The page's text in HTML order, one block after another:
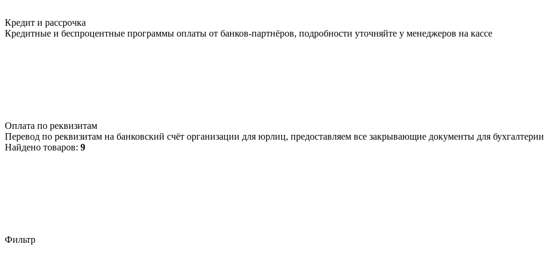
Кредит и рассрочка
Кредитные и беспроцентные программы оплаты от банков-партнёров, подробности уточняйте у менеджеров на кассе
Оплата по реквизитам
Перевод по реквизитам на банковский счёт организации для юрлиц, предоставляем все закрывающие документы для бухгалтерии
Найдено товаров: 9
Фильтр